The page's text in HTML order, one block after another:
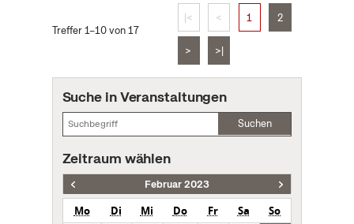
Treffer 1–10 von 17
|< < 1 2
> >|
Suche in Veranstaltungen
Suchen
Zeitraum wählen
Februar 2023
Mo Di Mi Do Fr Sa
So